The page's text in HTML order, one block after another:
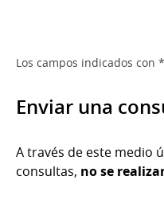
Los campos indicados con
Enviar una
A través de este medio
consultas, no se